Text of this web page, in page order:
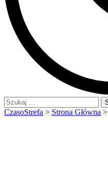
Szukaj:
CzasoStrefa > Strona Główna >